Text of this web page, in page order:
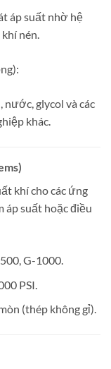
áp suất nhờ hệ
nén.
nước, glycol và các
khác.
khí cho các ứng
áp suất hoặc điều
G-1000.
PSI.
(thép không gỉ).